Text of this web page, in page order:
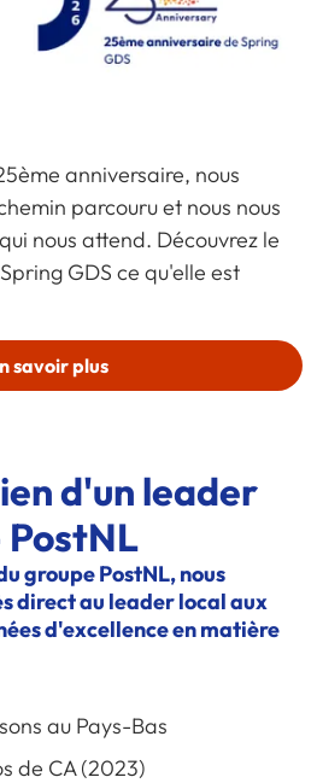
anniversaire, nous
parcouru et nous nous
nous attend. Découvrez le
GDS ce qu'elle est
savoir plus
d'un leader
groupe PostNL, nous
direct au leader local aux
d'excellence en matière
au Pays-Bas
de CA (2023)